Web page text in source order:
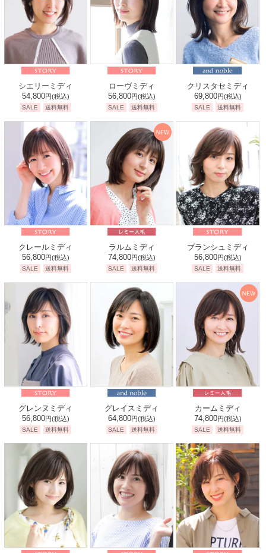
シエリーミディ
54,800円(税込)
SALE 送料無料
ローヴミディ
56,800円(税込)
SALE 送料無料
クリスタセミディ
69,800円(税込)
SALE 送料無料
クレールミディ
56,800円(税込)
SALE 送料無料
ラルムミディ
74,800円(税込)
SALE 送料無料
ブランシュミディ
56,800円(税込)
SALE 送料無料
グレンヌミディ
56,800円(税込)
SALE 送料無料
グレイスミディ
64,800円(税込)
SALE 送料無料
カームミディ
74,800円(税込)
SALE 送料無料